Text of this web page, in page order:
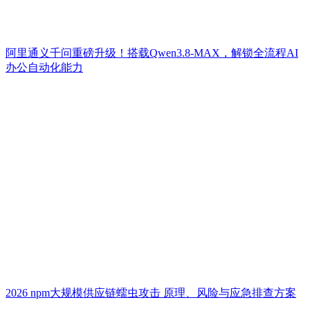
阿里通义千问重磅升级！搭载Qwen3.8-MAX，解锁全流程AI
办公自动化能力
2026 npm大规模供应链蠕虫攻击 原理、风险与应急排查方案